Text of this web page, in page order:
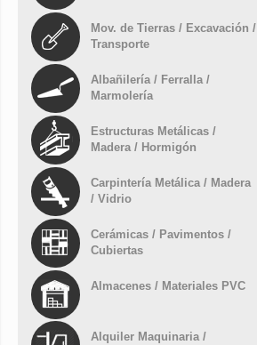
Mov. de Tierras / Excavación /
Transporte
Albañilería / Ferralla /
Marmolería
Estructuras Metálicas /
Madera / Hormigón
Carpintería Metálica / Madera
/ Vidrio
Cerámicas / Pavimentos /
Cubiertas
Almacenes / Materiales PVC
Alquiler Maquinaria /